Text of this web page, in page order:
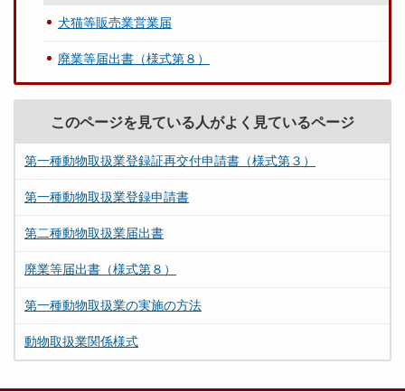
犬猫等販売業営業届
廃業等届出書（様式第８）
このページを見ている人がよく見ているページ
第一種動物取扱業登録証再交付申請書（様式第３）
第一種動物取扱業登録申請書
第二種動物取扱業届出書
廃業等届出書（様式第８）
第一種動物取扱業の実施の方法
動物取扱業関係様式